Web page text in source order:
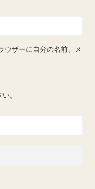
ウザーに自分の名前、メ
。